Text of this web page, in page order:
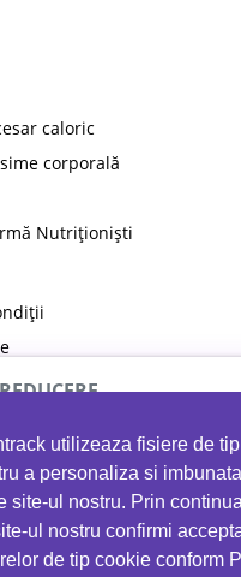
utilizeaza fisiere de
a personaliza si
site-ul nostru. Prin
ul nostru confirmi
de tip cookie conform
caloric
corporală
Nutriționiști
MYPROTEIN
la orice comandă